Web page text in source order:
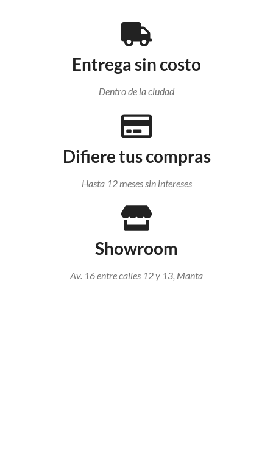
Entrega sin costo
Dentro de la ciudad
Difiere tus compras
Hasta 12 meses sin intereses
Showroom
Av. 16 entre calles 12 y 13, Manta